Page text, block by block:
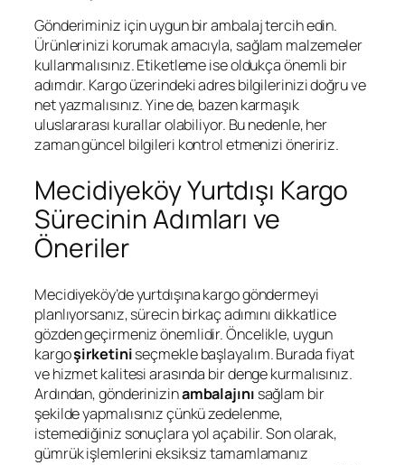
Gönderiminiz için uygun bir ambalaj tercih edin.
Ürünlerinizi korumak amacıyla, sağlam malzemeler
kullanmalısınız. Etiketleme ise oldukça önemli bir
adımdır. Kargo üzerindeki adres bilgilerinizi doğru ve
net yazmalısınız. Yine de, bazen karmaşık
uluslararası kurallar olabiliyor. Bu nedenle, her
zaman güncel bilgileri kontrol etmenizi öneririz.
Mecidiyeköy Yurtdışı Kargo
Sürecinin Adımları ve
Öneriler
Mecidiyeköy’de yurtdışına kargo göndermeyi
planlıyorsanız, sürecin birkaç adımını dikkatlice
gözden geçirmeniz önemlidir. Öncelikle, uygun
kargoşirketiniseçmekle başlayalım. Burada fiyat
ve hizmet kalitesi arasında bir denge kurmalısınız.
Ardından, gönderinizinambalajını sağlam bir
şekilde yapmalısınız çünkü zedelenme,
istemediğiniz sonuçlara yol açabilir. Son olarak,
gümrük işlemlerini eksiksiz tamamlamanız